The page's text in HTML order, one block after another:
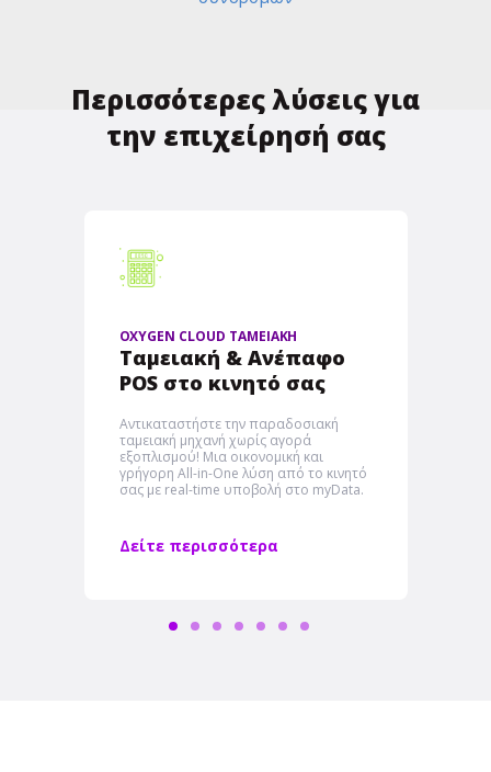
Περισσότερες λύσεις για
την επιχείρησή σας
OXYGEN CLOUD ΤΑΜΕΙΑΚΗ
Ταμειακή & Ανέπαφο
POS στο κινητό σας
Αντικαταστήστε την παραδοσιακή
ταμειακή μηχανή χωρίς αγορά
εξοπλισμού! Μια οικονομική και
γρήγορη Αll-in-One λύση από το κινητό
σας με real-time υποβολή στο myData.
Δείτε περισσότερα